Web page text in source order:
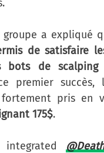
a expliqué
de satisfaire
bots de scalping
premier succès,
pris en
175$.